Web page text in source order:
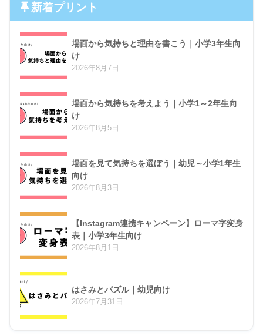
新着プリント
場面から気持ちと理由を書こう｜小学3年生向
け
2026年8月7日
場面から気持ちを考えよう｜小学1～2年生向
け
2026年8月5日
場面を見て気持ちを選ぼう｜幼児～小学1年生
向け
2026年8月3日
【Instagram連携キャンペーン】ローマ字変身
表｜小学3年生向け
2026年8月1日
はさみとパズル｜幼児向け
2026年7月31日